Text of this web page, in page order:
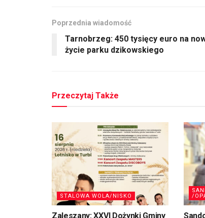
Poprzednia wiadomość
Tarnobrzeg: 450 tysięcy euro na
życie parku dzikowskiego
Przeczytaj Także
STALOWA WOLA/NISKO
Zaleszany: XXVI Dożynki Gminy
/